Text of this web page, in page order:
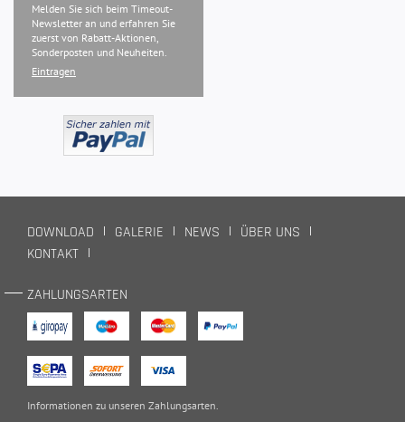
Melden Sie sich beim Timeout-
Newsletter an und erfahren Sie
zuerst von Rabatt-Aktionen,
Sonderposten und Neuheiten.
Eintragen
DOWNLOAD GALERIE NEWS
ÜBER UNS
KONTAKT
ZAHLUNGSARTEN
Informationen zu unseren Zahlungsarten